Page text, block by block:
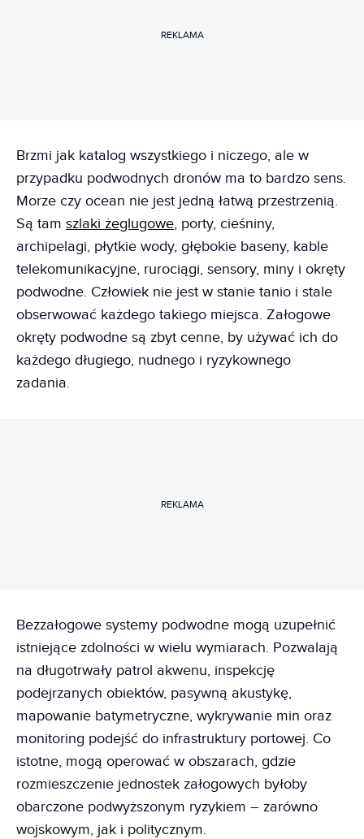
REKLAMA
Brzmi jak katalog wszystkiego i niczego, ale w
przypadku podwodnych dronów ma to bardzo sens.
Morze czy ocean nie jest jedną łatwą przestrzenią.
Są tam szlaki żeglugowe, porty, cieśniny,
archipelagi, płytkie wody, głębokie baseny, kable
telekomunikacyjne, rurociągi, sensory, miny i okręty
podwodne. Człowiek nie jest w stanie tanio i stale
obserwować każdego takiego miejsca. Załogowe
okręty podwodne są zbyt cenne, by używać ich do
każdego długiego, nudnego i ryzykownego
zadania.
REKLAMA
Bezzałogowe systemy podwodne mogą uzupełnić
istniejące zdolności w wielu wymiarach. Pozwalają
na długotrwały patrol akwenu, inspekcję
podejrzanych obiektów, pasywną akustykę,
mapowanie batymetryczne, wykrywanie min oraz
monitoring podejść do infrastruktury portowej. Co
istotne, mogą operować w obszarach, gdzie
rozmieszczenie jednostek załogowych byłoby
obarczone podwyższonym ryzykiem – zarówno
wojskowym, jak i politycznym.